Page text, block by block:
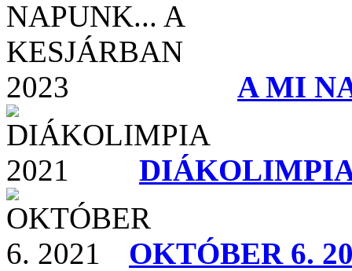
A MI
OKTÓBER 6.